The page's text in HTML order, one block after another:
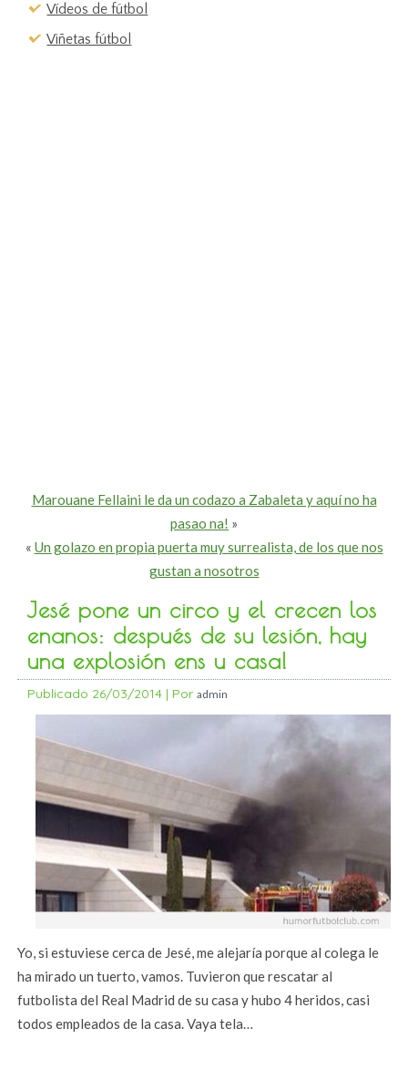
Vídeos de fútbol
Viñetas fútbol
Marouane Fellaini le da un codazo a Zabaleta y aquí no ha
pasao na! »
« Un golazo en propia puerta muy surrealista, de los que nos
gustan a nosotros
Jesé pone un circo y el crecen los
enanos: después de su lesión, hay
una explosión ens u casa!
Publicado 26/03/2014 | Por admin
Yo, si estuviese cerca de Jesé, me alejaría porque al colega le
ha mirado un tuerto, vamos. Tuvieron que rescatar al
futbolista del Real Madrid de su casa y hubo 4 heridos, casi
todos empleados de la casa. Vaya tela…